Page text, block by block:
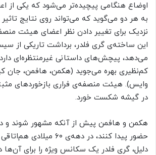
اوضاع هنگامی پیچیده‌تر می‌شود که یکی از
به هر دو می‌گوید که می‌تواند روی نتایج
نزدیک برای تغییر دادن نظر اعضای هیئت
این ساخته‌ی گری فلدر، برداشت تاریکی از
می‌دهد، پیچش‌های داستانی غیرمنتظره‌ای دارد
کم‌نظیری بهره می‌جوید (هکمن، هافمن، جان
وایس). هیئت منصفه‌ی فراری بازخوردهای
در گیشه شکست خورد.
هکمن و هافمن پیش از آنکه مشهور شوند و
حضور پیدا کنند، در دهه‌ی ۶۰
دلیل، گری فلدر یک سکانس ویژه را برای آن‌ها